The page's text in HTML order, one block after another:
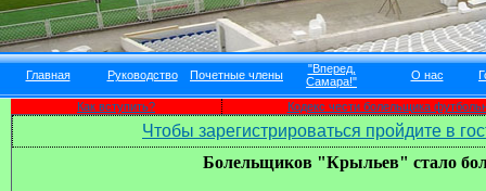
Главная Руководство Почетные члены
"Вперед,
Самара!"
О нас
Как вступить? Кодекс чести болельщика
Чтобы зарегистрироваться пройдите в
Болельщиков "Крыльев" стало